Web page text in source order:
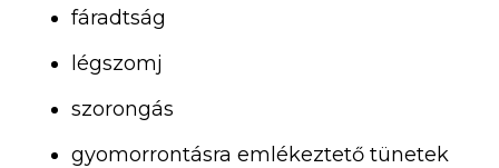
fáradtság
légszomj
szorongás
gyomorrontásra emlékeztető tünetek